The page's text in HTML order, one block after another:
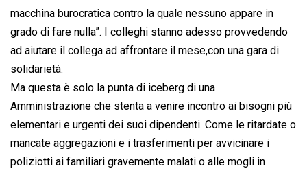
macchina burocratica contro la quale nessuno appare in
grado di fare nulla”. I colleghi stanno adesso provvedendo
ad aiutare il collega ad affrontare il mese,con una gara di
solidarietà.
Ma questa è solo la punta di iceberg di una
Amministrazione che stenta a venire incontro ai bisogni più
elementari e urgenti dei suoi dipendenti. Come le ritardate o
mancate aggregazioni e i trasferimenti per avvicinare i
poliziotti ai familiari gravemente malati o alle mogli in